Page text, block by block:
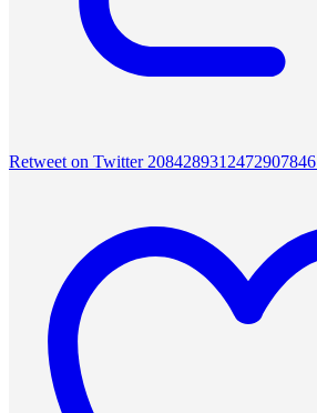
Retweet on Twitter 2084289312472907846